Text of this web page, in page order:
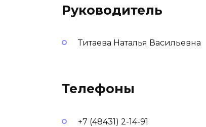
Руководитель
Титаева Наталья Васильевна
Телефоны
+7 (48431) 2-14-91